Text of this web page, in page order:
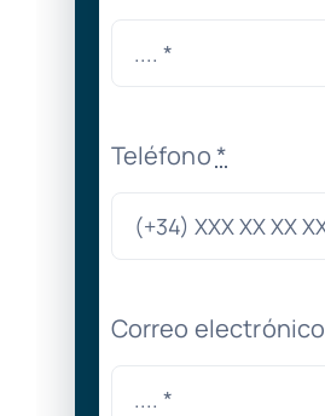
Teléfono*
Correo electrónico